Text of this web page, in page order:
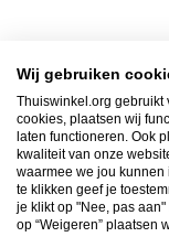
Wij gebruiken
Thuiswinkel.org gebruikt
cookies, plaatsen wij
laten functioneren. Ook
kwaliteit van onze
waarmee we jou kunnen
te klikken geef je
je klikt op "Nee, pas
op “Weigeren” plaatsen